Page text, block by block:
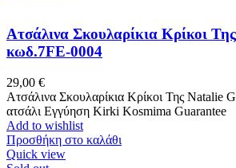
Ατσάλινα Σκουλαρίκια Κρίκοι
κωδ.7FE-0004
29,00 €
Ατσάλινα Σκουλαρίκια Κρίκοι Της Natalie
ατσάλι Εγγύηση Kirki Kosmima Guarantee
Add to wishlist
Προσθήκη στο καλάθι
Quick view